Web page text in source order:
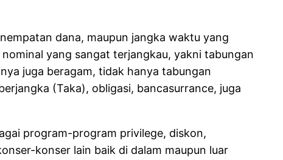
dana, maupun jangka waktu yang
yang sangat terjangkau, yakni tabungan
juga beragam, tidak hanya tabungan
(Taka), obligasi, bancasurrance, juga
program-program privilege, diskon,
konser lain baik di dalam maupun luar